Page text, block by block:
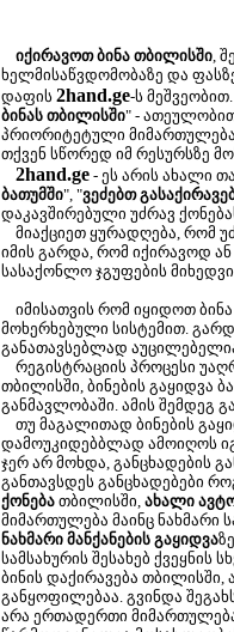
იქირავოთ ბინა თბილისში,
ხელმისაწვდომობაზე და
დაფის 2hand.ge-ს
ბინას თბილისში" - ათეულობით
პრიორიტეტული
თქვენ სწორედ იმ რესურსზე
2hand.ge - ეს არის ახალი
ბათუმში", "ვეძებთ
დაკავშირებული უძრავ
მიაქციეთ ყურადღება, რომ
იმის გარდა, რომ იქირავოდ
სასაქონლო ჯგუფების
იმისათვის რომ იყიდოთ
მოხერხებული სისტემით.
განათავსებლად
რეგისტრაციის პროცესი
თბილისში, ბინების გაყიდვა
განმავლობაში. ამის შემდეგ
თუ მაგალითად ბინების
დამოუკიდებბლად ამოიღოს
ჯერ არ მოხდა, განცხადების
განთავსდეს განცხადებები
ქონება თბილისში, ახალი
მიმართულება მაინც ნახმარი
ნახმარი მანქანების გაყიდვა
სამსახურის შესახებ ქვეყნის
ბინის დაქირავება თბილისში,
განყოფილებაა. გვინდა
არა ერთადერთი